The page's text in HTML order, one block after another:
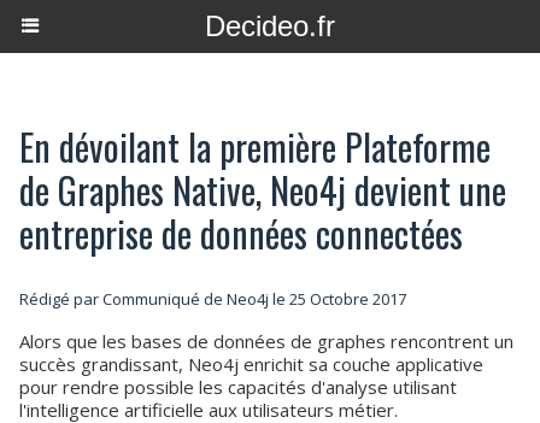
Decideo.fr
En dévoilant la première Plateforme
de Graphes Native, Neo4j devient une
entreprise de données connectées
Rédigé par Communiqué de Neo4j le 25 Octobre 2017
Alors que les bases de données de graphes rencontrent un
succès grandissant, Neo4j enrichit sa couche applicative
pour rendre possible les capacités d'analyse utilisant
l'intelligence artificielle aux utilisateurs métier.